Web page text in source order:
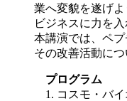
業へ変貌を遂げ
ビジネスに力を入
本講演では、ペプ
その改善活動に
プログラム
1. コスモ・バイ